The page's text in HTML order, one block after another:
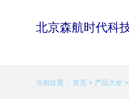
北京森航时代科
当前位置： 首页 > 产品大全 >